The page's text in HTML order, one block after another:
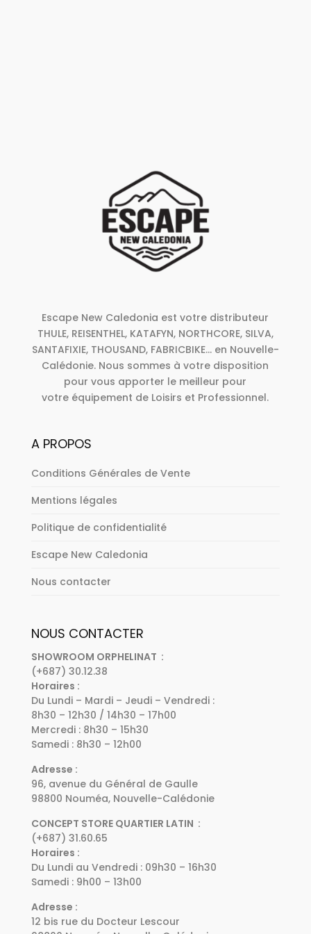
Escape New Caledonia est votre distributeur
THULE, REISENTHEL, KATAFYN, NORTHCORE, SILVA,
SANTAFIXIE, THOUSAND, FABRICBIKE... en Nouvelle-
Calédonie. Nous sommes à votre disposition
pour vous apporter le meilleur pour
votre équipement de Loisirs et Professionnel.
A PROPOS
Conditions Générales de Vente
Mentions légales
Politique de confidentialité
Escape New Caledonia
Nous contacter
NOUS CONTACTER
SHOWROOM ORPHELINAT :
(+687) 30.12.38
Horaires :
Du Lundi – Mardi – Jeudi – Vendredi :
8h30 – 12h30 / 14h30 – 17h00
Mercredi : 8h30 – 15h30
Samedi : 8h30 – 12h00
Adresse :
96, avenue du Général de Gaulle
98800 Nouméa, Nouvelle-Calédonie
CONCEPT STORE QUARTIER LATIN :
(+687) 31.60.65
Horaires :
Du Lundi au Vendredi : 09h30 – 16h30
Samedi : 9h00 – 13h00
Adresse :
12 bis rue du Docteur Lescour